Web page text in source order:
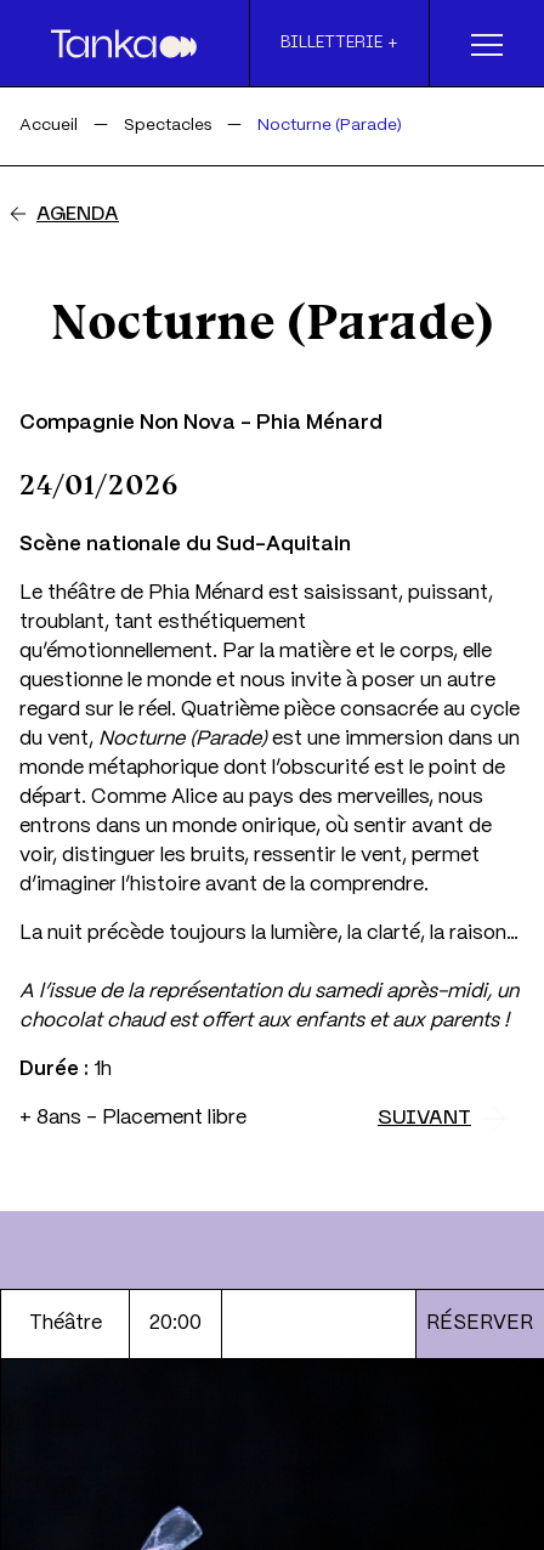
BILLETTERIE +
Accueil Spectacles Nocturne (Parade)
AGENDA
Nocturne (Parade)
Compagnie Non Nova - Phia Ménard
24/01/2026
Scène nationale du Sud-Aquitain
Le théâtre de Phia Ménard est saisissant, puissant,
troublant, tant esthétiquement
qu’émotionnellement. Par la matière et le corps, elle
questionne le monde et nous invite à poser un autre
regard sur le réel. Quatrième pièce consacrée au cycle
du vent, Nocturne (Parade)est une immersion dans un
monde métaphorique dont l’obscurité est le point de
départ. Comme Alice au pays des merveilles, nous
entrons dans un monde onirique, où sentir avant de
voir, distinguer les bruits, ressentir le vent, permet
d’imaginer l’histoire avant de la comprendre.
La nuit précède toujours la lumière, la clarté, la raison…
A l’issue de la représentation du samedi après-midi, un
chocolat chaud est offert aux enfants et aux parents !
Durée : 1h
+ 8ans – Placement libre SUIVANT
Théâtre 20:00 RÉSERVER